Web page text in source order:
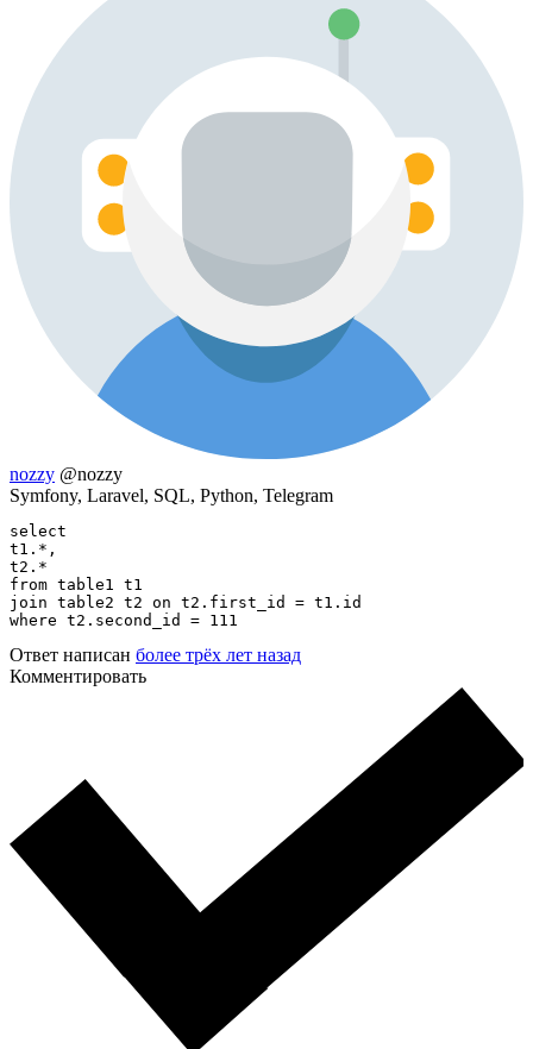
nozzy @nozzy
Symfony, Laravel, SQL, Python, Telegram
select
t1.*,
t2.*
from table1 t1
join table2 t2 on t2.first_id = t1.id
where t2.second_id = 111
Ответ написан более трёх лет назад
Комментировать